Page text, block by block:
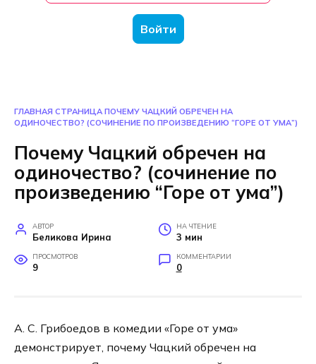
Войти
ГЛАВНАЯ СТРАНИЦА ПОЧЕМУ ЧАЦКИЙ ОБРЕЧЕН НА
ОДИНОЧЕСТВО? (СОЧИНЕНИЕ ПО ПРОИЗВЕДЕНИЮ “ГОРЕ ОТ УМА”)
Почему Чацкий обречен на
одиночество? (сочинение по
произведению “Горе от ума”)
АВТОР
Беликова Ирина
НА ЧТЕНИЕ
3 мин
ПРОСМОТРОВ
9
КОММЕНТАРИИ
0
А. С. Грибоедов в комедии «Горе от ума»
демонстрирует, почему Чацкий обречен на